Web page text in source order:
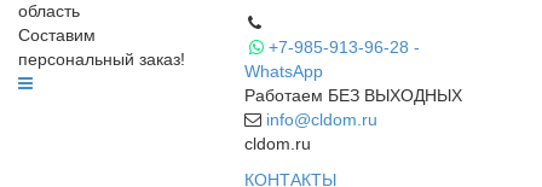
область
Составим
персональный заказ!
+7-985-913-96-28 -
WhatsApp
Работаем БЕЗ ВЫХОДНЫХ
info@cldom.ru
cldom.ru
КОНТАКТЫ